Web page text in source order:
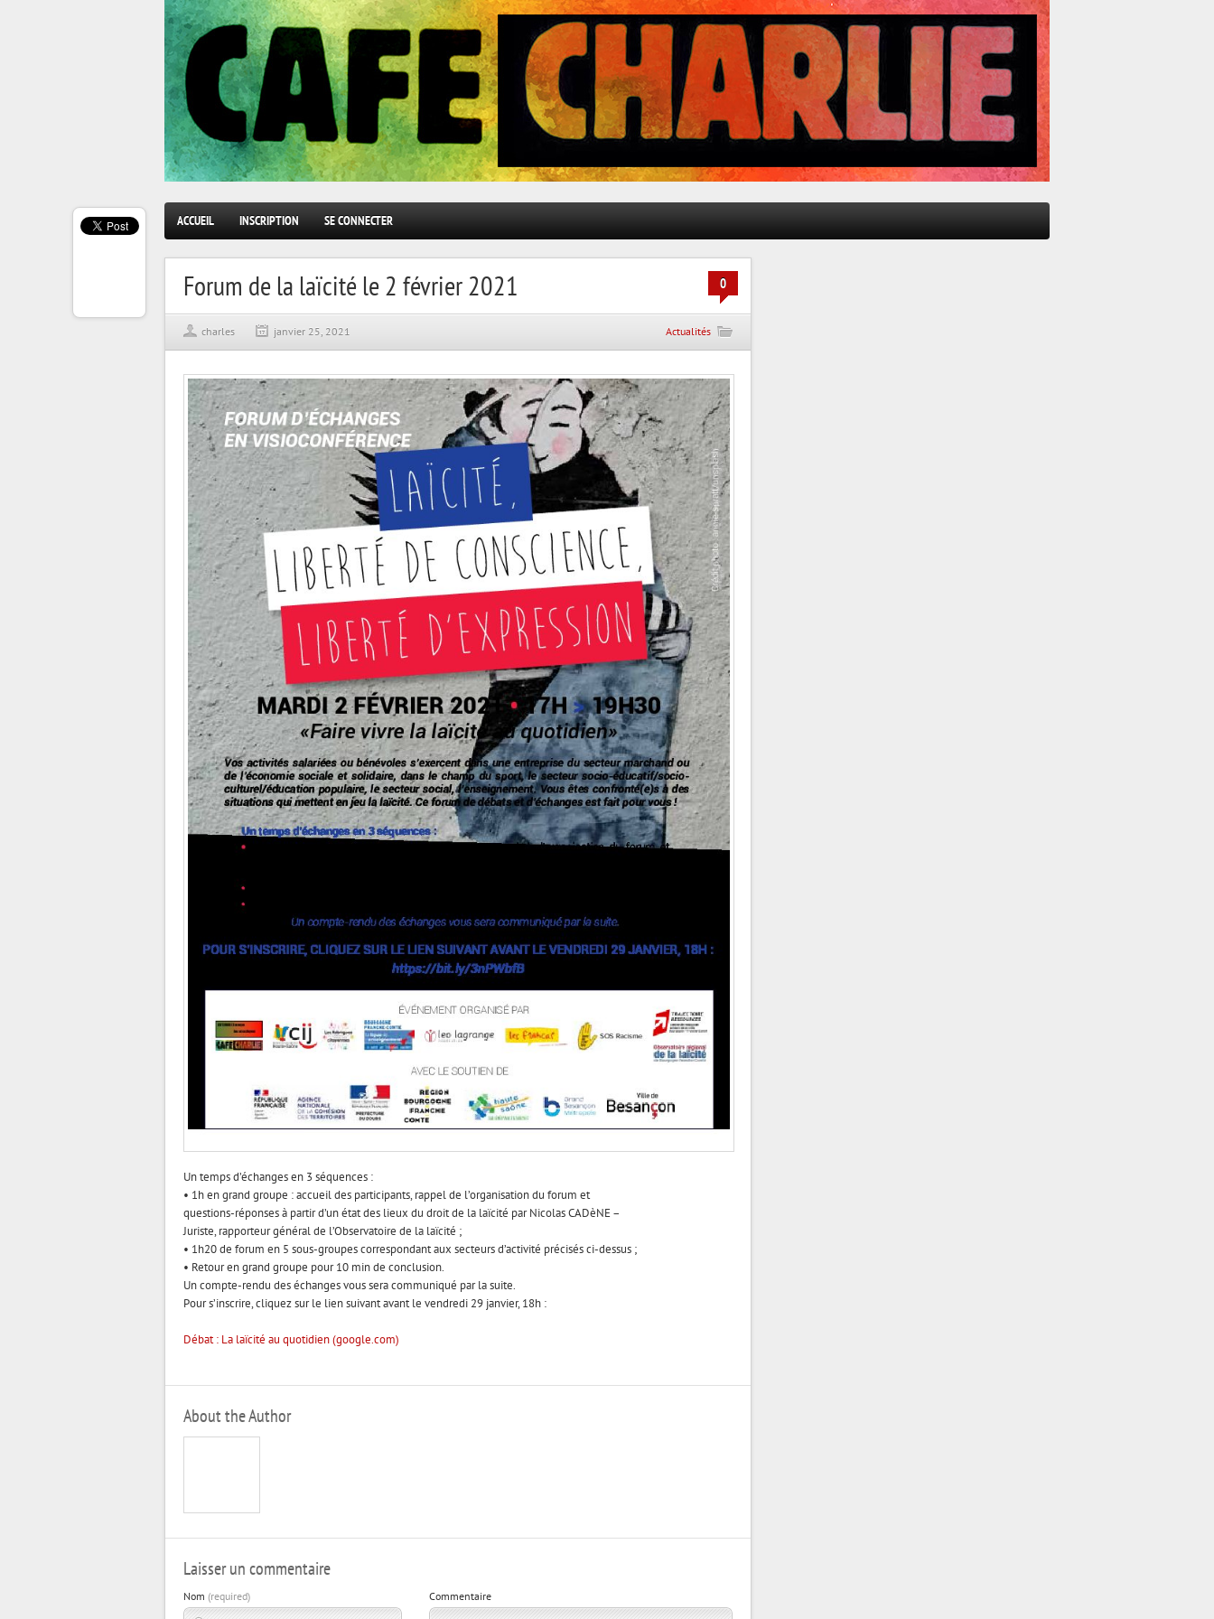
ACCUEIL INSCRIPTION SE CONNECTER
Forum de la laïcité le 2 février 2021 0
charles janvier 25, 2021 Actualités
Un temps d’échanges en 3 séquences :
• 1h en grand groupe : accueil des participants, rappel de l’organisation du forum et
questions-réponses à partir d’un état des lieux du droit de la laïcité par Nicolas CADèNE –
Juriste, rapporteur général de l’Observatoire de la laïcité ;
• 1h20 de forum en 5 sous-groupes correspondant aux secteurs d’activité précisés ci-dessus ;
• Retour en grand groupe pour 10 min de conclusion.
Un compte-rendu des échanges vous sera communiqué par la suite.
Pour s’inscrire, cliquez sur le lien suivant avant le vendredi 29 janvier, 18h :
Débat : La laïcité au quotidien (google.com)
About the Author
Laisser un commentaire
Nom (required) Commentaire